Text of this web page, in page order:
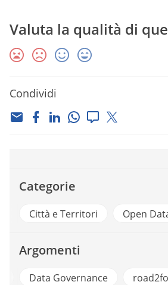
Valuta la qualità di
Condividi
Categorie
Città e Territori Open
Argomenti
Data Governance